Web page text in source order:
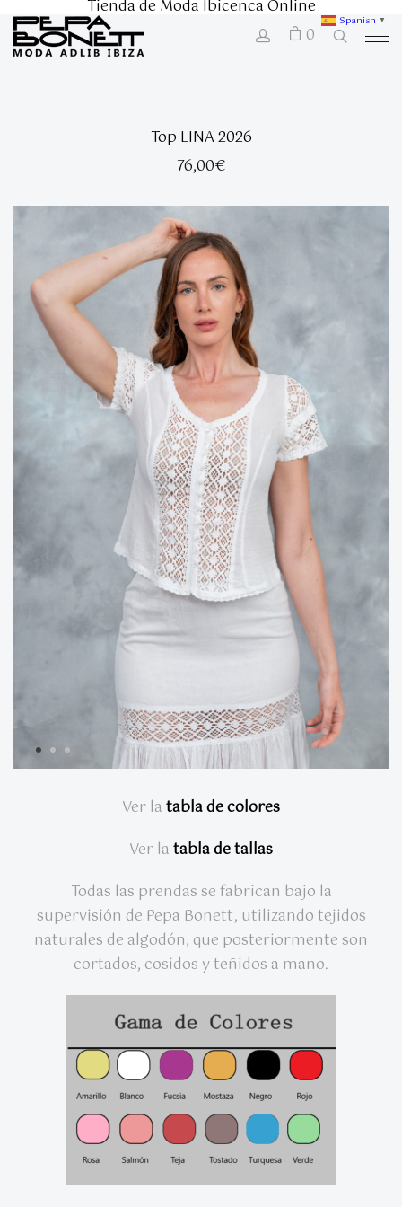
0
Tienda de Moda Ibicenca Online
Top LINA 2026
76,00€
Ver latabla de colores
Ver latabla de tallas
Todas las prendas se fabrican bajo la
supervisión de Pepa Bonett, utilizando tejidos
naturales de algodón, que posteriormente son
cortados, cosidos y teñidos a mano.
Spanish ▼